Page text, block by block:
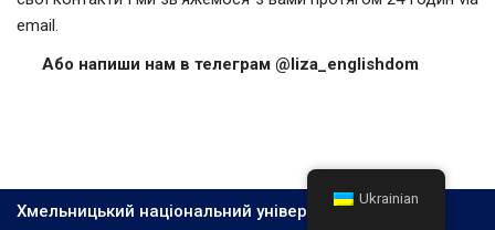
email.
Або напиши нам в телеграм @liza_englishdom
Хмельницький національний університет, 2026
Ukrainian